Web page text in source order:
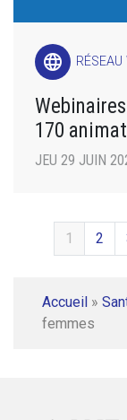
language RÉSEAU
170
JEU 29 JUIN
1 2
Accueil »
femmes